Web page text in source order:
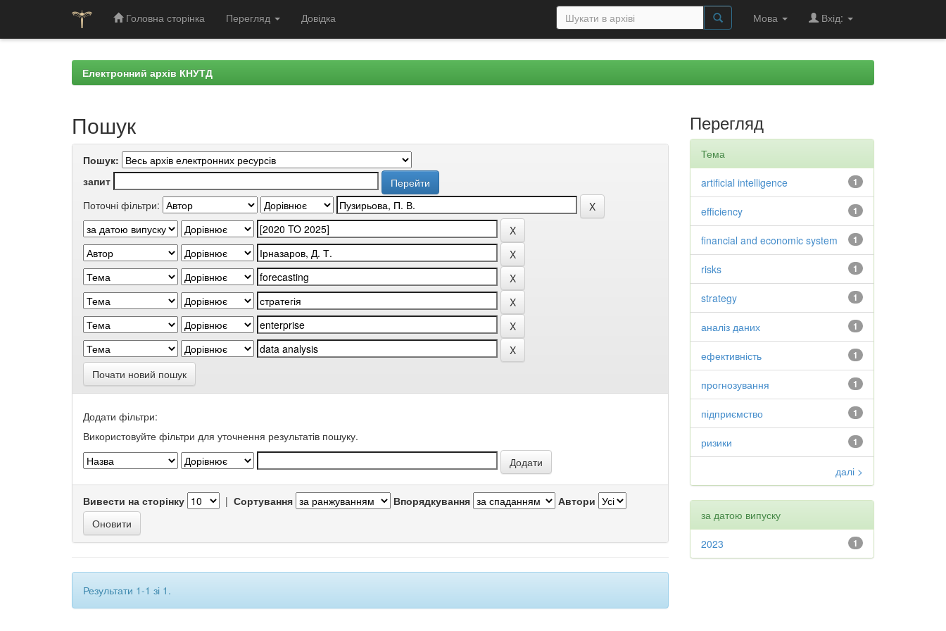
Головна сторінка Перегляд Довідка Мова Вхід:
Електронний архів КНУТД
Пошук
Пошук:
запит
Поточні фільтри:
Почати новий пошук
Додати фільтри:
Використовуйте фільтри для уточнення результатів пошуку.
Вивести на сторінку | Сортування Впорядкування Автори
Результати 1-1 зі 1.
Перегляд
Тема
1
artificial intelligence
1
efficiency
1
financial and economic system
1
risks
1
strategy
1
аналіз даних
1
ефективність
1
прогнозування
1
підприємство
1
ризики
далі >
за датою випуску
1
2023